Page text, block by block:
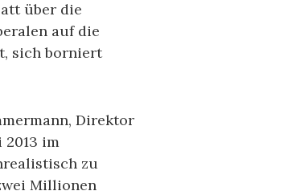
über die
auf die
sich borniert
Direktor
im
zu
Millionen